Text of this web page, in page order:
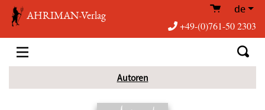
AHRIMAN-Verlag de
+49-(0)761-50 2303
Autoren